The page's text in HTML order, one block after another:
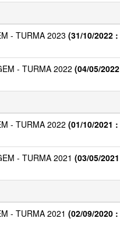
- TURMA 2023 (31/10/2022 :
- TURMA 2022 (04/05/2022
- TURMA 2022 (01/10/2021 :
- TURMA 2021 (03/05/2021
- TURMA 2021 (02/09/2020 :